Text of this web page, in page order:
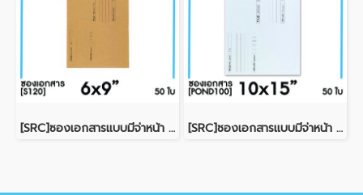
[SRC]ซองเอกสารแบบมีจ่าหน้า 6x9"(S120) [SRC]ซองเอกสารแบบมีจ่าหน้า 10x15"(POND100)